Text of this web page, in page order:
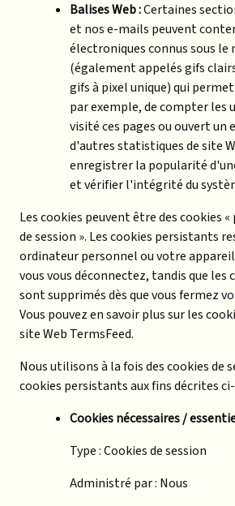
Balises Web :Certaines
et nos e-mails peuvent
électroniques connus sous le
(également appelés gifs
gifs à pixel unique) qui
par exemple, de compter les
visité ces pages ou ouvert un
d'autres statistiques de site
enregistrer la popularité
et vérifier l'intégrité du
Les cookies peuvent être des cookies
de session ». Les cookies persistants
ordinateur personnel ou votre
vous vous déconnectez, tandis que les
sont supprimés dès que vous fermez
Vous pouvez en savoir plus sur les
site Web TermsFeed.
Nous utilisons à la fois des cookies de
cookies persistants aux fins décrites ci-
Cookies nécessaires /
Type : Cookies de session
Administré par : Nous